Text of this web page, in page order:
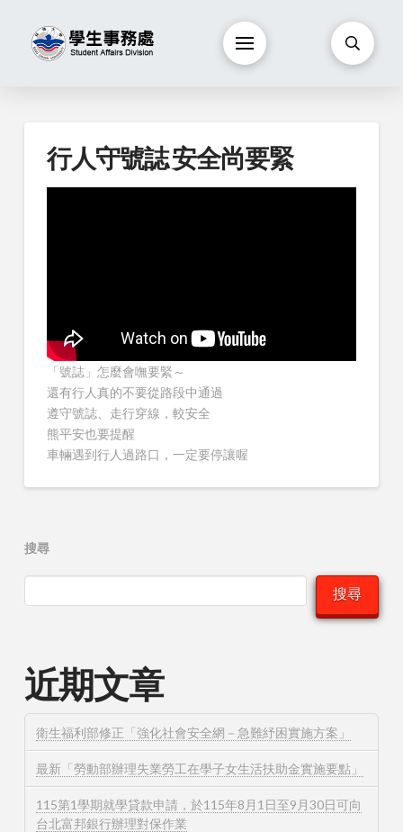
行人守號誌 安全尚要緊
「號誌」怎麼會嘸要緊～
還有行人真的不要從路段中通過
遵守號誌、走行穿線，較安全
熊平安也要提醒
車輛遇到行人過路口，一定要停讓喔
搜尋
搜尋
近期文章
衛生福利部修正「強化社會安全網－急難紓困實施方案」
最新「勞動部辦理失業勞工在學子女生活扶助金實施要點」
115第1學期就學貸款申請，於115年8月1日至9月30日可向
台北富邦銀行辦理對保作業